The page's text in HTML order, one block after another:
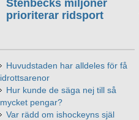
Stenbecks miljoner
prioriterar ridsport
Huvudstaden har alldeles för få
idrottsarenor
Hur kunde de säga nej till så
mycket pengar?
Var rädd om ishockeyns själ